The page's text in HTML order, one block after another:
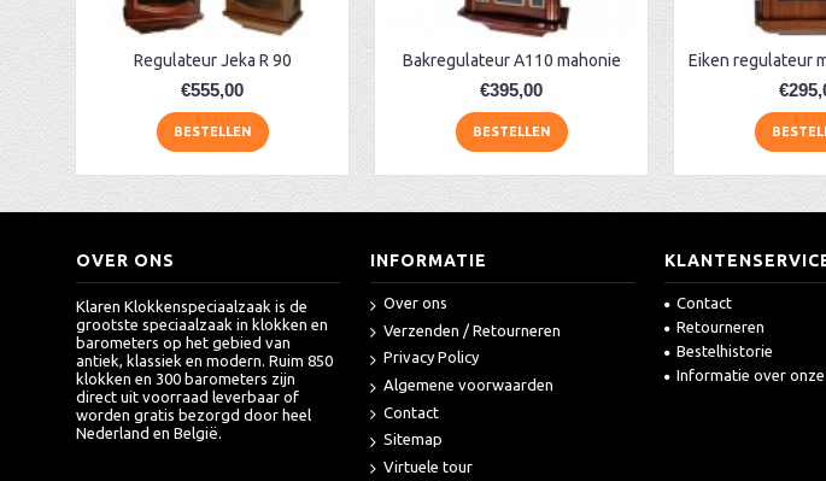
Regulateur Jeka R 90
€555,00
BESTELLEN
Bakregulateur A110 mahonie
€395,00
BESTELLEN
OVER ONS
Klaren Klokkenspeciaalzaak is de
grootste speciaalzaak in klokken en
barometers op het gebied van
antiek, klassiek en modern. Ruim 850
klokken en 300 barometers zijn
direct uit voorraad leverbaar of
worden gratis bezorgd door heel
Nederland en België.
INFORMATIE
Over ons
Verzenden / Retourneren
Privacy Policy
Algemene voorwaarden
Contact
Sitemap
Virtuele tour
Contact
Retourneren
Bestelhistorie
Informatie over